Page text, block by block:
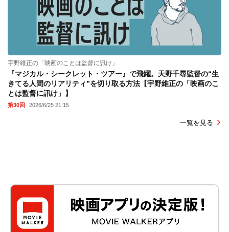
宇野維正の「映画のことは監督に訊け」
『マジカル・シークレット・ツアー』で飛躍。天野千尋監督の“生
きてる人間のリアリティ”を切り取る方法【宇野維正の「映画のこ
とは監督に訊け」】
第30回 2026/6/25 21:15
一覧を見る